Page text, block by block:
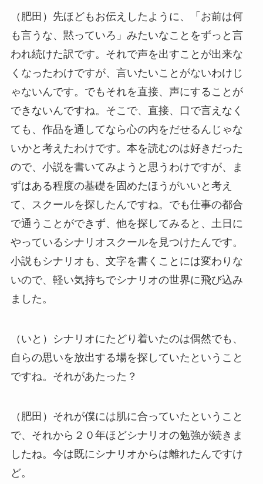
（肥田）先ほどもお伝えしたように、「お前は何
も言うな、黙っていろ」みたいなことをずっと言
われ続けた訳です。それで声を出すことが出来な
くなったわけですが、言いたいことがないわけじ
ゃないんです。でもそれを直接、声にすることが
できないんですね。そこで、直接、口で言えなく
ても、作品を通してなら心の内をだせるんじゃな
いかと考えたわけです。本を読むのは好きだった
ので、小説を書いてみようと思うわけですが、ま
ずはある程度の基礎を固めたほうがいいと考え
て、スクールを探したんですね。でも仕事の都合
で通うことができず、他を探してみると、土日に
やっているシナリオスクールを見つけたんです。
小説もシナリオも、文字を書くことには変わりな
いので、軽い気持ちでシナリオの世界に飛び込み
ました。
（いと）シナリオにたどり着いたのは偶然でも、
自らの思いを放出する場を探していたということ
ですね。それがあたった？
（肥田）それが僕には肌に合っていたということ
で、それから２０年ほどシナリオの勉強が続きま
したね。今は既にシナリオからは離れたんですけ
ど。